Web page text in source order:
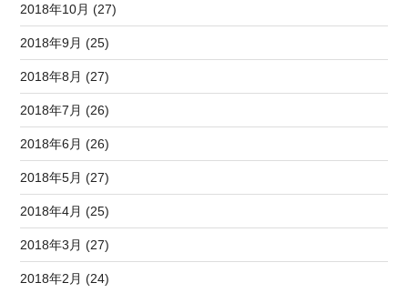
2018年10月 (27)
2018年9月 (25)
2018年8月 (27)
2018年7月 (26)
2018年6月 (26)
2018年5月 (27)
2018年4月 (25)
2018年3月 (27)
2018年2月 (24)